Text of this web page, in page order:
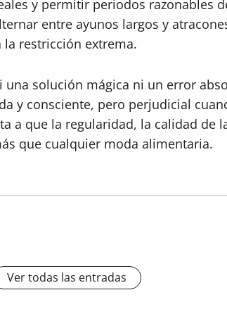
y permitir periodos razonables
entre ayunos largos y
restricción extrema.
solución mágica ni un error
y consciente, pero perjudicial
a que la regularidad, la calidad de
que cualquier moda alimentaria.
Ver todas las entradas